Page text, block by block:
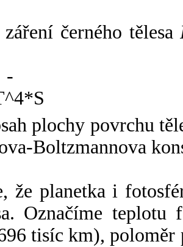
černého tělesa
plochy povrchu
Boltzmannova
že planetka i
Označíme
tisíc km),